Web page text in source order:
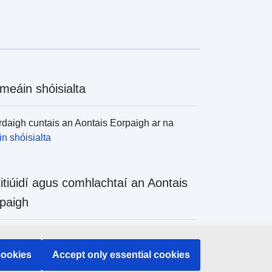
shóisialta
cuntais an Aontais Eorpaigh ar na
shóisialta
agus comhlachtaí an Aontais
chuid an Aontais Eorpaigh
Accept only essential cookies